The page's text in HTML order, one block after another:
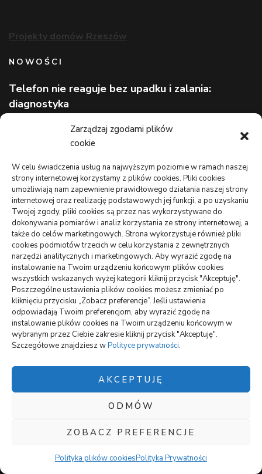
Zarządzaj zgodami plików
cookie
W celu świadczenia usług na najwyższym poziomie w ramach naszej
strony internetowej korzystamy z plików cookies. Pliki cookies
umożliwiają nam zapewnienie prawidłowego działania naszej strony
internetowej oraz realizację podstawowych jej funkcji, a po uzyskaniu
Twojej zgody, pliki cookies są przez nas wykorzystywane do
dokonywania pomiarów i analiz korzystania ze strony internetowej, a
także do celów marketingowych. Strona wykorzystuje również pliki
cookies podmiotów trzecich w celu korzystania z zewnętrznych
narzędzi analitycznych i marketingowych. Aby wyrazić zgodę na
instalowanie na Twoim urządzeniu końcowym plików cookies
wszystkich wskazanych wyżej kategorii kliknij przycisk "Akceptuję".
Poszczególne ustawienia plików cookies możesz zmieniać po
kliknięciu przycisku „Zobacz preferencje”. Jeśli ustawienia
odpowiadają Twoim preferencjom, aby wyrazić zgodę na
instalowanie plików cookies na Twoim urządzeniu końcowym w
wybranym przez Ciebie zakresie kliknij przycisk "Akceptuję".
Szczegółowe znajdziesz wPolityce prywatności.
AKCEPTUJĘ
ODMÓW
ZOBACZ PREFERENCJE
Polityka plików cookiesPolityka Prywatności
Projekty domów Rzeszów
NOWOŚCI
Telefon nie reaguje bez upadku i zalania:
diagnostyka
Wizerunek eksperta bez rozpoznawalnej marki
Lekarz bez kolejki na wakacjach: gdzie szukać
pomocy
TO WARTO CZYTAĆ
Monitoring oferowany przez Agencję Ochrony Votum z
Bydgoszczy
Crunchysnack: spory wybór smacznych zagryzek
Jak można uniknąć dodatkowych kosztów podczas
wynajmu samochodu
wizytówki nap
Polityka plików cookies (EU)
Polityka prywatności
Polityka plików cookies (EU) |Polityka prywatności
Polityka Prywatności